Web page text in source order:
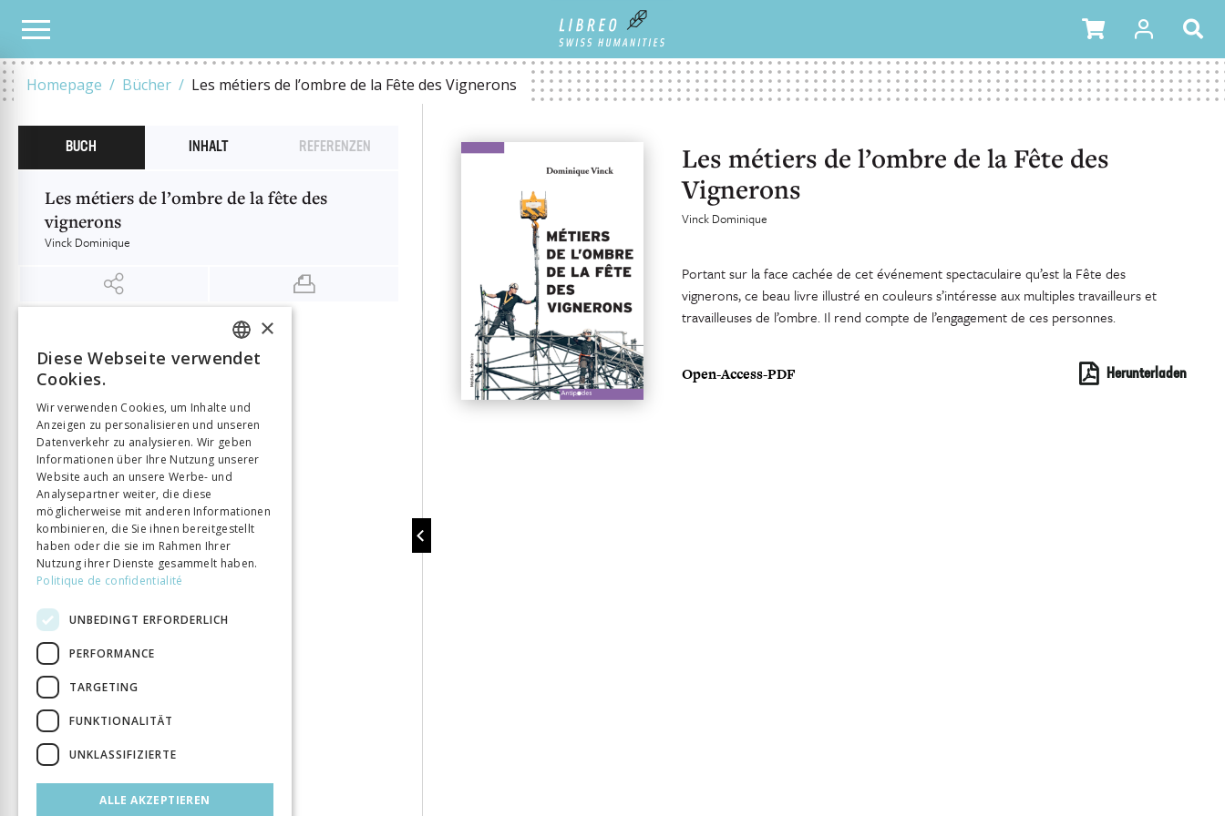
Homepage Bücher Les métiers de l’ombre de la Fête des Vignerons
UNSER KATALOG
Les métiers de l’ombre de la Fête des
Vignerons
Vinck Dominique
Portant sur la face cachée de cet événement spectaculaire qu’est la Fête des
vignerons, ce beau livre illustré en couleurs s’intéresse aux multiples travailleurs et
travailleuses de l’ombre. Il rend compte de l’engagement de ces personnes.
Open-Access-PDF Herunterladen
BUCH INHALT REFERENZEN
Les métiers de l’ombre de la fête des
vignerons
Vinck Dominique
Autor:in
Vinck Dominique
Verlag
ISBN
9782889019823
Sprache
Français
Seitenzahl
358
Erscheinungsjahr
3 Okt. 2019
Art des Buches
Monographie
DOI
10.33056/ANTIPODES.11711
FRENCH
ITALIAN
×
Diese Webseite verwendet
Cookies.
Wir verwenden Cookies, um Inhalte und
Anzeigen zu personalisieren und unseren
Datenverkehr zu analysieren. Wir geben
Informationen über Ihre Nutzung unserer
Website auch an unsere Werbe- und
Analysepartner weiter, die diese
möglicherweise mit anderen Informationen
kombinieren, die Sie ihnen bereitgestellt
haben oder die sie im Rahmen Ihrer
Nutzung ihrer Dienste gesammelt haben.
Politique de confidentialité
UNBEDINGT ERFORDERLICH
PERFORMANCE
TARGETING
FUNKTIONALITÄT
UNKLASSIFIZIERTE
ALLE AKZEPTIEREN